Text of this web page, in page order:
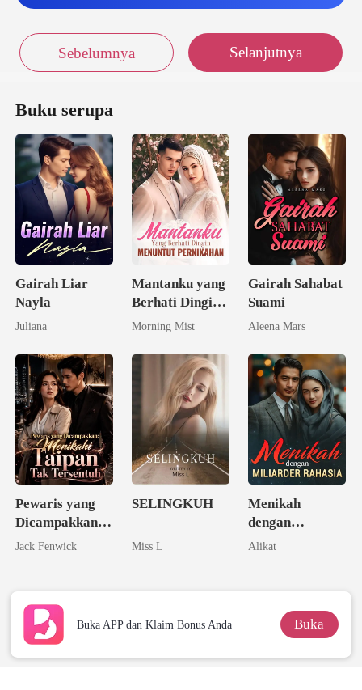
Sebelumnya Selanjutnya
Buku serupa
Gairah Liar
Nayla
Juliana
Mantanku yang
Berhati Dingin
Menuntut
Morning Mist
Gairah Sahabat
Suami
Aleena Mars
Pewaris yang
Dicampakkan:
Menikahi
Jack Fenwick
SELINGKUH
Miss L
Menikah
dengan
Miliarder
Alikat
Buka APP dan Klaim Bonus Anda Buka